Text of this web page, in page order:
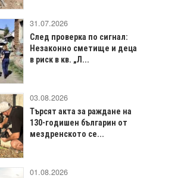
31.07.2026
След проверка по сигнал:
Незаконно сметище и деца
в риск в кв. „Л...
03.08.2026
Търсят акта за раждане на
130-годишен българин от
мездренското се...
01.08.2026